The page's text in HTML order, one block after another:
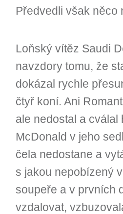
Předvedli však něco
Loňský vítěz Saudi
navzdory tomu, že
dokázal rychle
čtyř koní. Ani
ale nedostal a
McDonald v jeho
čela nedostane a
s jakou nepobízený
soupeře a v prvních
vzdalovat,